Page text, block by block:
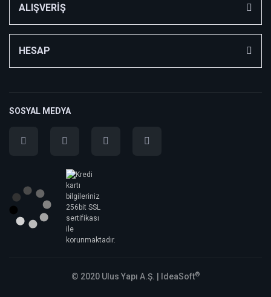
ALIŞVERİŞ
HESAP
SOSYAL MEDYA
© 2020 Ulus Yapı A.Ş. | IdeaSoft®